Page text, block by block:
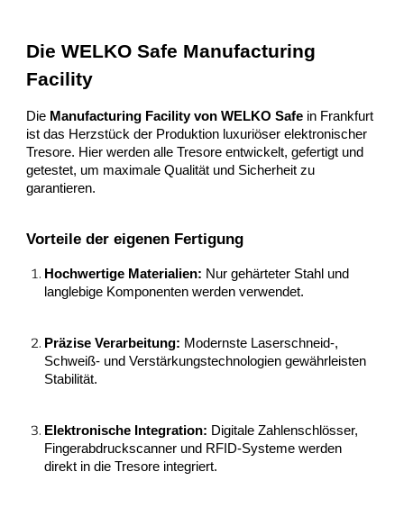
Die WELKO Safe Manufacturing
Facility
Die Manufacturing Facility von WELKO Safe in Frankfurt
ist das Herzstück der Produktion luxuriöser elektronischer
Tresore. Hier werden alle Tresore entwickelt, gefertigt und
getestet, um maximale Qualität und Sicherheit zu
garantieren.
Vorteile der eigenen Fertigung
Hochwertige Materialien: Nur gehärteter Stahl und
langlebige Komponenten werden verwendet.
Präzise Verarbeitung: Modernste Laserschneid-,
Schweiß- und Verstärkungstechnologien gewährleisten
Stabilität.
Elektronische Integration: Digitale Zahlenschlösser,
Fingerabdruckscanner und RFID-Systeme werden
direkt in die Tresore integriert.